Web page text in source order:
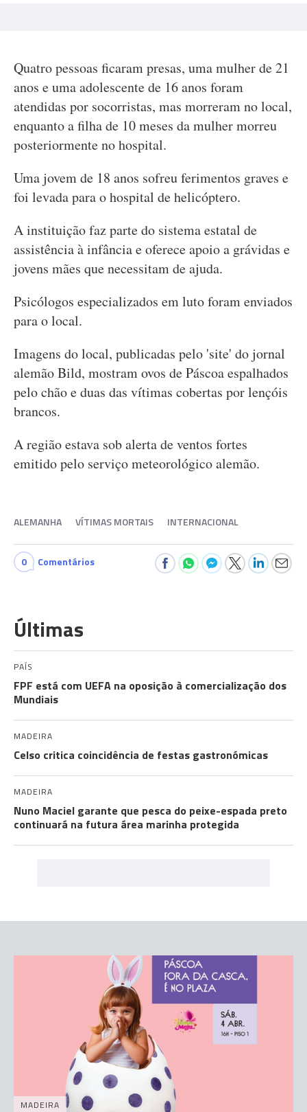
Quatro pessoas ficaram presas, uma mulher de 21
anos e uma adolescente de 16 anos foram
atendidas por socorristas, mas morreram no local,
enquanto a filha de 10 meses da mulher morreu
posteriormente no hospital.
Uma jovem de 18 anos sofreu ferimentos graves e
foi levada para o hospital de helicóptero.
A instituição faz parte do sistema estatal de
assistência à infância e oferece apoio a grávidas e
jovens mães que necessitam de ajuda.
Psicólogos especializados em luto foram enviados
para o local.
Imagens do local, publicadas pelo 'site' do jornal
alemão Bild, mostram ovos de Páscoa espalhados
pelo chão e duas das vítimas cobertas por lençóis
brancos.
A região estava sob alerta de ventos fortes
emitido pelo serviço meteorológico alemão.
ALEMANHA VÍTIMAS MORTAIS INTERNACIONAL
0 Comentários
Últimas
PAÍS
FPF está com UEFA na oposição à comercialização dos
Mundiais
MADEIRA
Celso critica coincidência de festas gastronómicas
MADEIRA
Nuno Maciel garante que pesca do peixe-espada preto
continuará na futura área marinha protegida
MADEIRA